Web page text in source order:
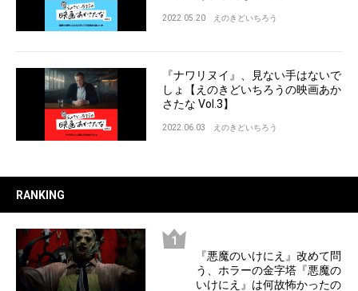
2022.05.20 えのきどいちろう
『ナワリヌイ』、見ない手はないで
しょ【えのきどいちろうの映画あか
さたな Vol.3】
2022.06.03 えのきどいちろう
RANKING
『悪魔のいけにえ』改めて問
う、ホラーの金字塔『悪魔の
いけにえ』は何故怖かったの